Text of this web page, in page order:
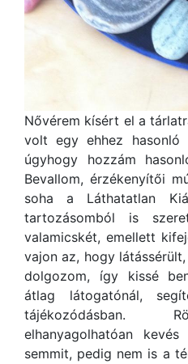
Nővérem kísért el a
volt egy ehhez hasonló
úgyhogy hozzám
Bevallom, érzékenyítői
soha a Láthatatlan
tartozásomból is
valamicskét, emellett
vajon az, hogy
dolgozom, így kissé
átlag látogatónál,
tájékozódásban.
elhanyagolhatóan
semmit, pedig nem is a